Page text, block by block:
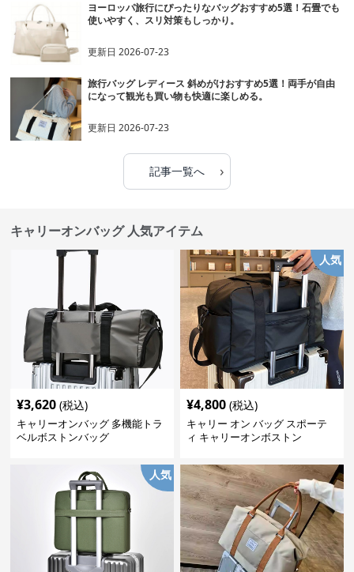
ヨーロッパ旅行にぴったりなバッグおすすめ5選！石畳でも
使いやすく、スリ対策もしっかり。
更新日2026-07-23
旅行バッグ レディース 斜めがけおすすめ5選！両手が自由
になって観光も買い物も快適に楽しめる。
更新日2026-07-23
記事一覧へ ›
キャリーオンバッグ 人気アイテム
¥3,620 (税込)
キャリーオンバッグ 多機能トラ
ベルボストンバッグ
人気
¥4,800 (税込)
キャリー オン バッグ スポーテ
ィ キャリーオンボストン
人気